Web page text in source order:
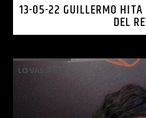
13-05-22 GUILLERMO
DEL
LO VAS A OIR